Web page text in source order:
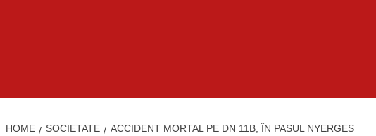
HOME SOCIETATE ACCIDENT MORTAL PE DN 11B, ÎN PASUL NYERGES